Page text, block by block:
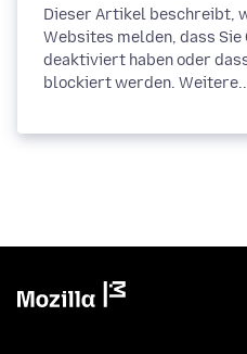
Dieser Artikel beschreibt,
Websites melden, dass Sie
deaktiviert haben oder
blockiert werden.